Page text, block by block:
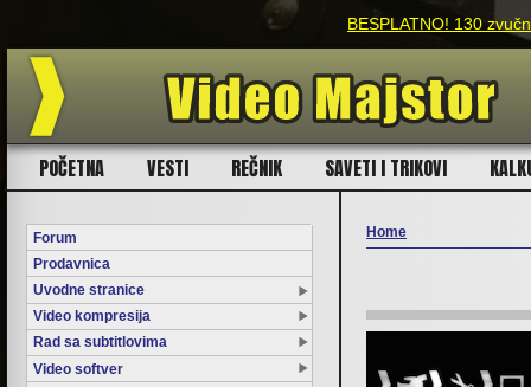
BESPLATNO! 130
POČETNA VESTI REČNIK SAVETI I TRIKOVI
Forum
Prodavnica
Uvodne stranice
Video kompresija
Rad sa subtitlovima
Video softver
Home